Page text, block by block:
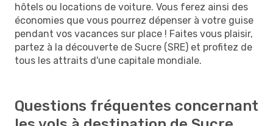
hôtels ou locations de voiture. Vous ferez ainsi des
économies que vous pourrez dépenser à votre guise
pendant vos vacances sur place ! Faites vous plaisir,
partez à la découverte de Sucre (SRE) et profitez de
tous les attraits d'une capitale mondiale.
Questions fréquentes concernant